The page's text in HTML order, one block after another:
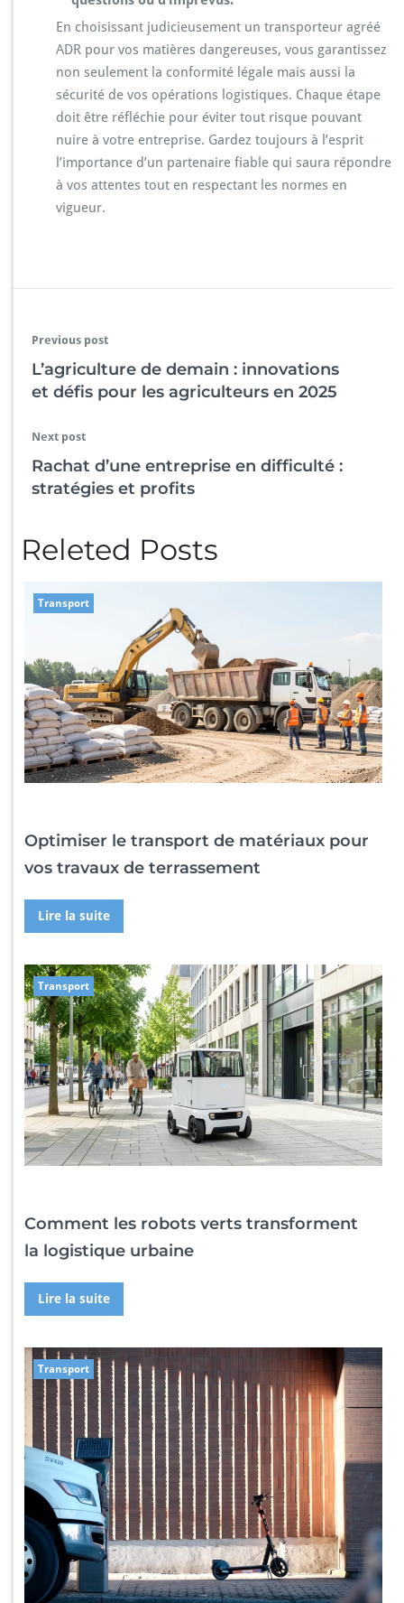
En choisissant judicieusement un transporteur agréé
ADR pour vos matières dangereuses, vous garantissez
non seulement la conformité légale mais aussi la
sécurité de vos opérations logistiques. Chaque étape
doit être réfléchie pour éviter tout risque pouvant
nuire à votre entreprise. Gardez toujours à l’esprit
l’importance d’un partenaire fiable qui saura répondre
à vos attentes tout en respectant les normes en
vigueur.
Previous post
L’agriculture de demain : innovations
et défis pour les agriculteurs en 2025
Next post
Rachat d’une entreprise en difficulté :
stratégies et profits
Releted Posts
Transport
Optimiser le transport de matériaux pour
vos travaux de terrassement
Lire la suite
Transport
Comment les robots verts transforment
la logistique urbaine
Lire la suite
Transport